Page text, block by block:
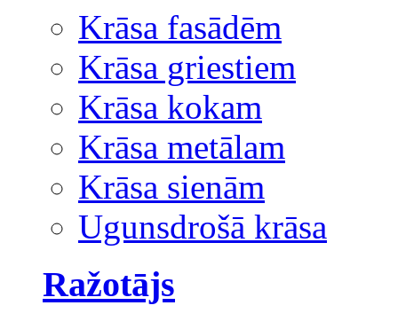
Krāsa fasādēm
Krāsa griestiem
Krāsa kokam
Krāsa metālam
Krāsa sienām
Ugunsdrošā krāsa
Ražotājs